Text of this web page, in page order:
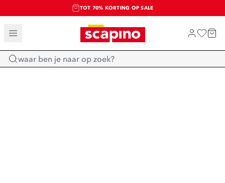
TOT 70% KORTING OP SALE
SALE: LAATSTE KANS!
SHOP NIEUW
Home